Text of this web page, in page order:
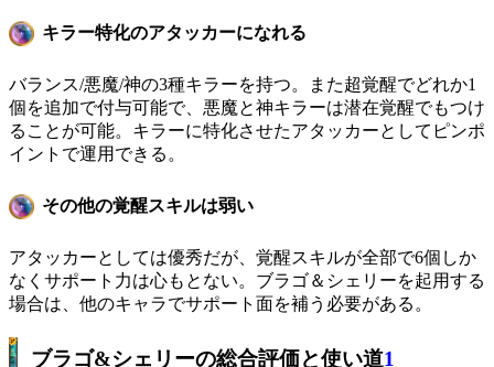
キラー特化のアタッカーになれる
バランス/悪魔/神の3種キラーを持つ。また超覚醒でどれか1
個を追加で付与可能で、悪魔と神キラーは潜在覚醒でもつけ
ることが可能。キラーに特化させたアタッカーとしてピンポ
イントで運用できる。
その他の覚醒スキルは弱い
アタッカーとしては優秀だが、覚醒スキルが全部で6個しか
なくサポート力は心もとない。ブラゴ＆シェリーを起用する
場合は、他のキャラでサポート面を補う必要がある。
ブラゴ&シェリーの総合評価と使い道1